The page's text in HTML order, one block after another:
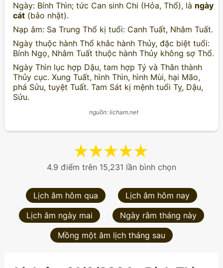
Ngày: Bính Thìn; tức Can sinh Chi (Hỏa, Thổ), là ngày
cát(bảo nhật).
Nạp âm: Sa Trung Thổ kị tuổi: Canh Tuất, Nhâm Tuất.
Ngày thuộc hành Thổ khắc hành Thủy, đặc biệt tuổi:
Bính Ngọ, Nhâm Tuất thuộc hành Thủy không sợ Thổ.
Ngày Thìn lục hợp Dậu, tam hợp Tý và Thân thành
Thủy cục. Xung Tuất, hình Thìn, hình Mùi, hại Mão,
phá Sửu, tuyệt Tuất. Tam Sát kị mệnh tuổi Tỵ, Dậu,
Sửu.
nguồn: licham.net
★
★
★
★
★
4.9 điểm trên 15,231 lần bình chọn
Lịch âm hôm qua
Lịch âm hôm nay
Lịch âm ngày mai
Ngày rằm tháng này
Mồng một âm lịch tháng sau